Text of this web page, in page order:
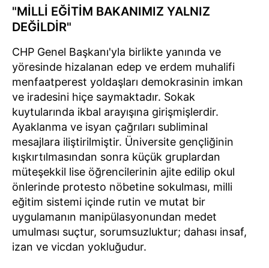
"MİLLİ EĞİTİM BAKANIMIZ YALNIZ
DEĞİLDİR"
CHP Genel Başkanı'yla birlikte yanında ve
yöresinde hizalanan edep ve erdem muhalifi
menfaatperest yoldaşları demokrasinin imkan
ve iradesini hiçe saymaktadır. Sokak
kuytularında ikbal arayışına girişmişlerdir.
Ayaklanma ve isyan çağrıları subliminal
mesajlara iliştirilmiştir. Üniversite gençliğinin
kışkırtılmasından sonra küçük gruplardan
müteşekkil lise öğrencilerinin ajite edilip okul
önlerinde protesto nöbetine sokulması, milli
eğitim sistemi içinde rutin ve mutat bir
uygulamanın manipülasyonundan medet
umulması suçtur, sorumsuzluktur; dahası insaf,
izan ve vicdan yokluğudur.